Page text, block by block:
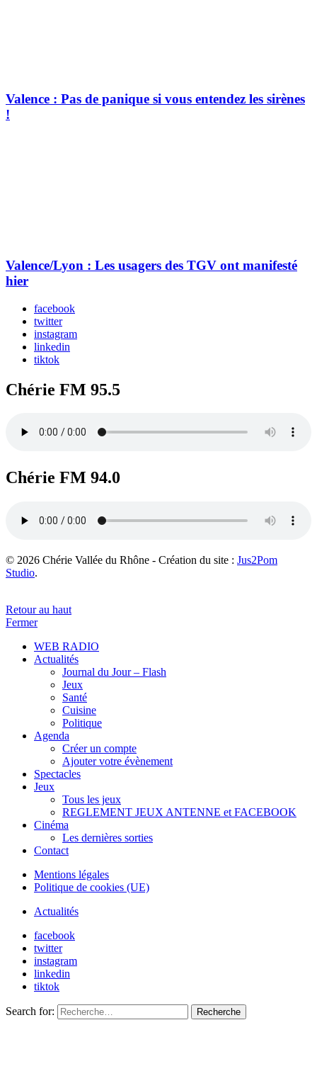
Valence : Pas de panique si vous entendez les sirènes
!
Valence/Lyon : Les usagers des TGV ont manifesté
hier
facebook
twitter
instagram
linkedin
tiktok
Chérie FM 95.5
Chérie FM 94.0
© 2026 Chérie Vallée du Rhône - Création du site : Jus2Pom
Studio.
Retour au haut
Fermer
WEB RADIO
Actualités
Journal du Jour – Flash
Jeux
Santé
Cuisine
Politique
Agenda
Créer un compte
Ajouter votre évènement
Spectacles
Jeux
Tous les jeux
REGLEMENT JEUX ANTENNE et FACEBOOK
Cinéma
Les dernières sorties
Contact
Mentions légales
Politique de cookies (UE)
Actualités
facebook
twitter
instagram
linkedin
tiktok
Search for: Recherche